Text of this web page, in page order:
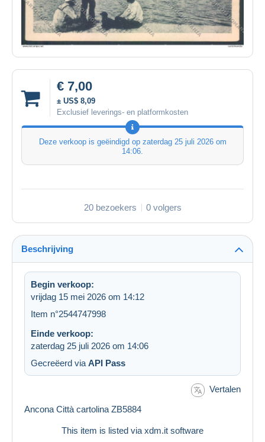
€ 7,00
± US$ 8,09
Exclusief leverings- en platformkosten
Deze verkoop is geëindigd op zaterdag 25 juli 2026 om
14:06.
20 bezoekers 0 volgers
Beschrijving
Begin verkoop:
vrijdag 15 mei 2026 om 14:12
Item n°2544747998
Einde verkoop:
zaterdag 25 juli 2026 om 14:06
Gecreëerd via API Pass
Vertalen
Ancona Città cartolina ZB5884
This item is listed via xdm.it software